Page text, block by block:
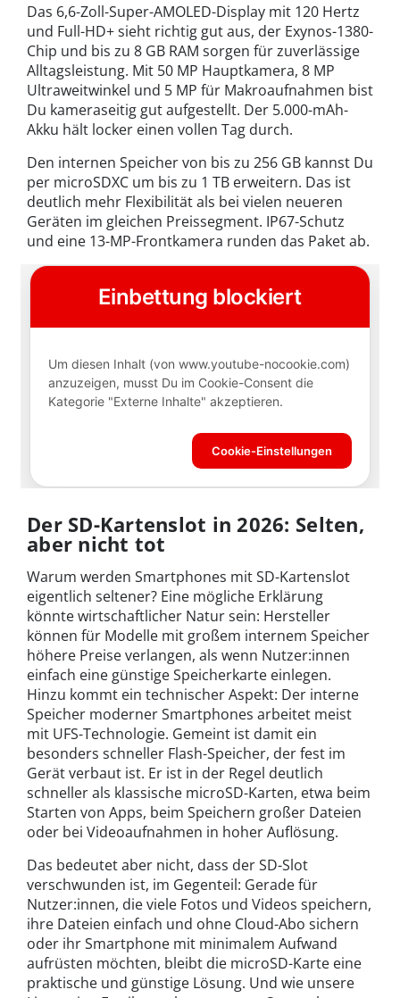
Das 6,6-Zoll-Super-AMOLED-Display mit 120 Hertz
und Full-HD+ sieht richtig gut aus, der Exynos-1380-
Chip und bis zu 8 GB RAM sorgen für zuverlässige
Alltagsleistung. Mit 50 MP Hauptkamera, 8 MP
Ultraweitwinkel und 5 MP für Makroaufnahmen bist
Du kameraseitig gut aufgestellt. Der 5.000-mAh-
Akku hält locker einen vollen Tag durch.
Den internen Speicher von bis zu 256 GB kannst Du
per microSDXC um bis zu 1 TB erweitern. Das ist
deutlich mehr Flexibilität als bei vielen neueren
Geräten im gleichen Preissegment. IP67-Schutz
und eine 13-MP-Frontkamera runden das Paket ab.
Der SD-Kartenslot in 2026: Selten,
aber nicht tot
Warum werden Smartphones mit SD-Kartenslot
eigentlich seltener? Eine mögliche Erklärung
könnte wirtschaftlicher Natur sein: Hersteller
können für Modelle mit großem internem Speicher
höhere Preise verlangen, als wenn Nutzer:innen
einfach eine günstige Speicherkarte einlegen.
Hinzu kommt ein technischer Aspekt: Der interne
Speicher moderner Smartphones arbeitet meist
mit UFS-Technologie. Gemeint ist damit ein
besonders schneller Flash-Speicher, der fest im
Gerät verbaut ist. Er ist in der Regel deutlich
schneller als klassische microSD-Karten, etwa beim
Starten von Apps, beim Speichern großer Dateien
oder bei Videoaufnahmen in hoher Auflösung.
Das bedeutet aber nicht, dass der SD-Slot
verschwunden ist, im Gegenteil: Gerade für
Nutzer:innen, die viele Fotos und Videos speichern,
ihre Dateien einfach und ohne Cloud-Abo sichern
oder ihr Smartphone mit minimalem Aufwand
aufrüsten möchten, bleibt die microSD-Karte eine
praktische und günstige Lösung. Und wie unsere